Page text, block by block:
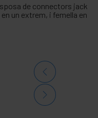
de connectors jack
un extrem, i femella en